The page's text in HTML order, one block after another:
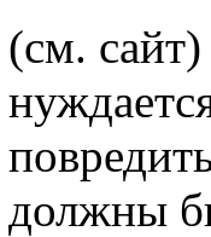
(см.
должны